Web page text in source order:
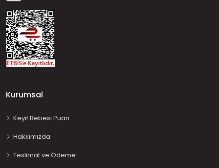
Kurumsal
Keyif Bebesi Puan
Hakkımızda
Teslimat ve Ödeme